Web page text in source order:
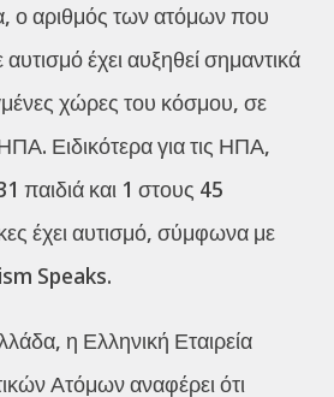
ο αριθμός των ατόμων που
έχει αυξηθεί σημαντικά
χώρες του κόσμου, σε
Ειδικότερα για τις ΗΠΑ,
παιδιά και 1 στους 45
έχει αυτισμό, σύμφωνα με
Speaks.
η Ελληνική Εταιρεία
Ατόμων αναφέρει ότι